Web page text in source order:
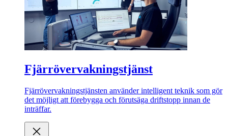
Fjärrövervakningstjänst
Fjärrövervakningstjänsten använder intelligent teknik som gör
det möjligt att förebygga och förutsäga driftstopp innan de
inträffar.